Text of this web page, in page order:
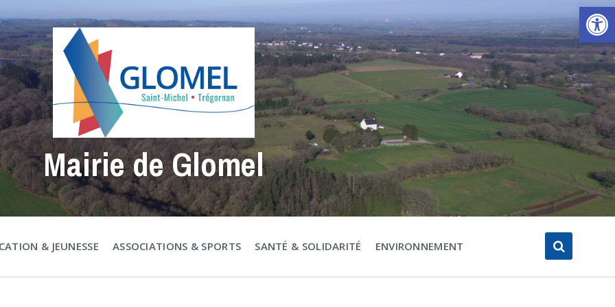
Ouvrir la barre d’outils
Mairie de Glomel
& JEUNESSE ASSOCIATIONS & SPORTS SANTÉ & SOLIDARITÉ ENVIRONNEMENT